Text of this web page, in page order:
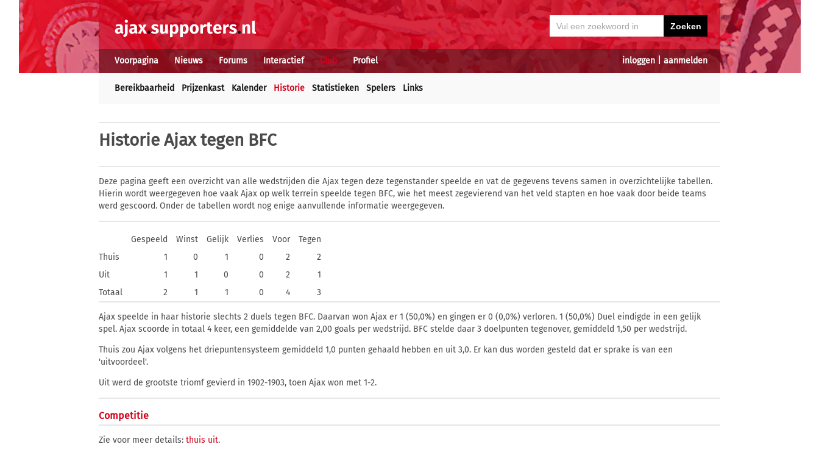
inloggen aanmelden
Voorpagina Nieuws Forums Interactief Club Profiel
Bereikbaarheid Prijzenkast Kalender Historie Statistieken Spelers Links
Historie Ajax tegen BFC
Deze pagina geeft een overzicht van alle wedstrijden die Ajax tegen deze tegenstander speelde en vat de gegevens tevens samen in overzichtelijke tabellen.
Hierin wordt weergegeven hoe vaak Ajax op welk terrein speelde tegen BFC, wie het meest zegevierend van het veld stapten en hoe vaak door beide teams
werd gescoord. Onder de tabellen wordt nog enige aanvullende informatie weergegeven.
Gespeeld Winst Gelijk Verlies Voor
Tegen
Thuis
1 0 1 0 2
2
Uit
1 1 0 0 2
1
Totaal
2 1 1 0 4 3
Ajax speelde in haar historie slechts 2 duels tegen BFC. Daarvan won Ajax er 1 (50,0%) en gingen er 0 (0,0%) verloren. 1 (50,0%) Duel eindigde in een gelijk
spel. Ajax scoorde in totaal 4 keer, een gemiddelde van 2,00 goals per wedstrijd. BFC stelde daar 3 doelpunten tegenover, gemiddeld 1,50 per wedstrijd.
Thuis zou Ajax volgens het driepuntensysteem gemiddeld 1,0 punten gehaald hebben en uit 3,0. Er kan dus worden gesteld dat er sprake is van een
'uitvoordeel'.
Uit werd de grootste triomf gevierd in 1902-1903, toen Ajax won met 1-2.
Competitie
Zie voor meer details: thuis uit.